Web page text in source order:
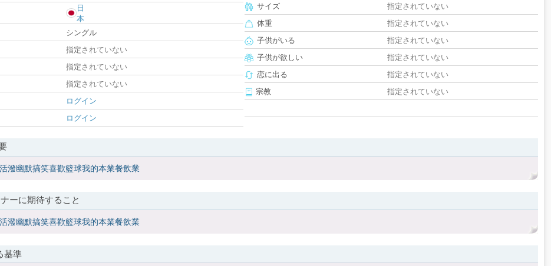
日
本
シングル
指定されていない
指定されていない
指定されていない
ログイン
ログイン
サイズ
指定されていない
体重
指定されていない
子供がいる
指定されていない
子供が欲しい
指定されていない
恋に出る
指定されていない
宗教
指定されていない
潑幽默搞笑喜歡籃球我的本業餐飲業
ーに期待すること
潑幽默搞笑喜歡籃球我的本業餐飲業
基準